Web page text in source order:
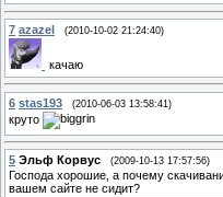
7 azazel (2010-10-02 21:24:40)
качаю
6 stas193 (2010-06-03 13:58:41)
круто
5 Эльф Корвус (2009-10-13 17:57:56)
Господа хорошие, а почему
вашем сайте не сидит?